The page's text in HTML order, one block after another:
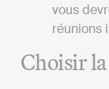
vous
réunions
Choisir